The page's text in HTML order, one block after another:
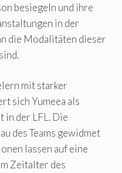
besiegeln und ihre
in der
die Modalitäten dieser
mit starker
sich Yumeea als
in der LFL. Die
des Teams gewidmet
lassen auf eine
Zeitalter des